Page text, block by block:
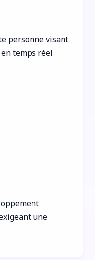
personne visant
temps réel
une